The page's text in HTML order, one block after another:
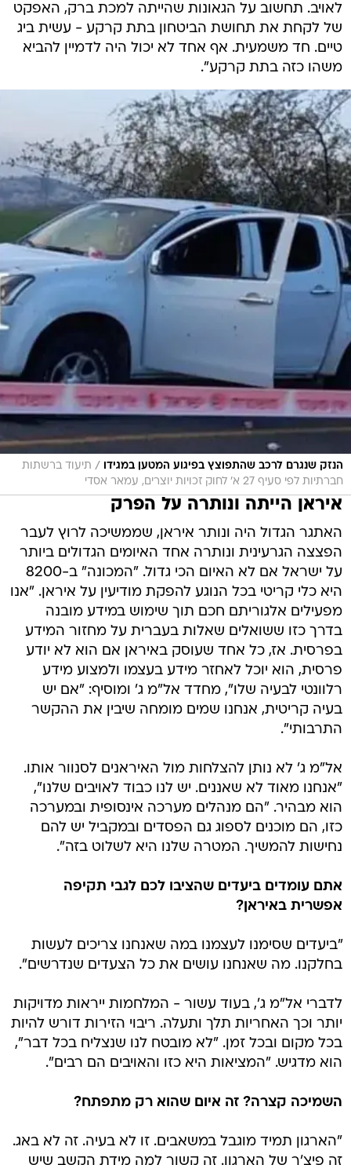
לאויב. תחשוב על הגאונות שהייתה למכת ברק, האפקט
של לקחת את תחושת הביטחון בתת קרקע - עשית ביג
טיים. חד משמעית. אף אחד לא יכול היה לדמיין להביא
משהו כזה בתת קרקע".
הנזק שנגרם לרכב שהתפוצץ בפיגוע המטען במגידו / תיעוד ברשתות
חברתיות לפי סעיף 27 א' לחוק זכויות יוצרים, עמאר אסדי
איראן הייתה ונותרה על הפרק
האתגר הגדול היה ונותר איראן, שממשיכה לרוץ לעבר
הפצצה הגרעינית ונותרה אחד האיומים הגדולים ביותר
על ישראל אם לא האיום הכי גדול. "המכונה" ב-8200
היא כלי קריטי בכל הנוגע להפקת מודיעין על איראן. "אנו
מפעילים אלגוריתם חכם תוך שימוש במידע מובנה
בדרך כזו ששואלים שאלות בעברית על מחזור המידע
בפרסית. אז, כל אחד שעוסק באיראן אם הוא לא יודע
פרסית, הוא יוכל לאחזר מידע בעצמו ולמצוע מידע
רלוונטי לבעיה שלו", מחדד אל"מ ג' ומוסיף: "אם יש
בעיה קריטית, אנחנו שמים מומחה שיבין את ההקשר
התרבותי".
אל"מ ג' לא נותן להצלחות מול האיראנים לסנוור אותו.
"אנחנו מאוד לא שאננים. יש לנו כבוד לאויבים שלנו",
הוא מבהיר. "הם מנהלים מערכה אינסופית ובמערכה
כזו, הם מוכנים לספוג גם הפסדים ובמקביל יש להם
נחישות להמשיך. המטרה שלנו היא לשלוט בזה".
אתם עומדים ביעדים שהציבו לכם לגבי תקיפה
אפשרית באיראן?
"ביעדים שסימנו לעצמנו במה שאנחנו צריכים לעשות
בחלקנו. מה שאנחנו עושים את כל הצעדים שנדרשים".
לדברי אל"מ ג', בעוד עשור - המלחמות ייראות מדויקות
יותר וכך האחריות תלך ותעלה. ריבוי הזירות דורש להיות
בכל מקום ובכל זמן. "לא מובטח לנו שנצליח בכל דבר",
הוא מדגיש. "המציאות היא כזו והאויבים הם רבים".
השמיכה קצרה? זה איום שהוא רק מתפתח?
"הארגון תמיד מוגבל במשאבים. זו לא בעיה. זה לא באג.
זה פיצ'ר של הארגון. זה קשור למה מידת הקשב שיש